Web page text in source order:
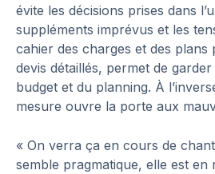
évite les décisions prises dans
suppléments imprévus et les
cahier des charges et des plans
devis détaillés, permet de
budget et du planning. À
mesure ouvre la porte aux
« On verra ça en cours de
semble pragmatique, elle est en